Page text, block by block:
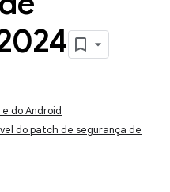
do Android
do patch de segurança de